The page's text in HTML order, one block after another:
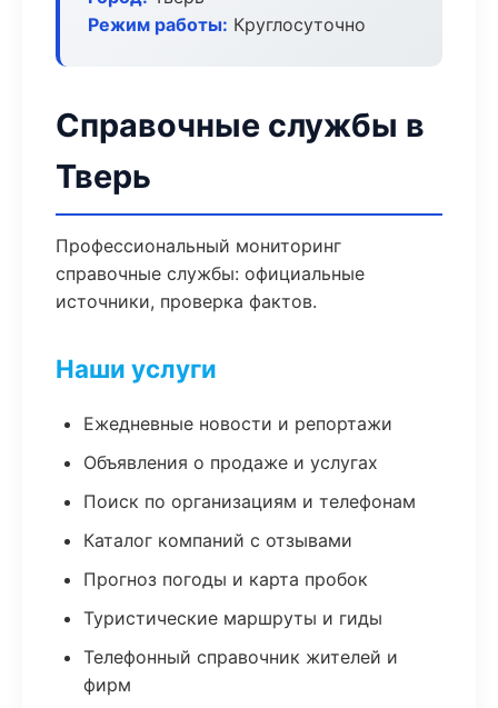
Режим работы: Круглосуточно
Справочные службы в
Тверь
Профессиональный мониторинг
справочные службы: официальные
источники, проверка фактов.
Наши услуги
Ежедневные новости и репортажи
Объявления о продаже и услугах
Поиск по организациям и телефонам
Каталог компаний с отзывами
Прогноз погоды и карта пробок
Туристические маршруты и гиды
Телефонный справочник жителей и
фирм